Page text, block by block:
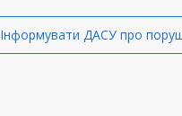
Інформувати ДАСУ про